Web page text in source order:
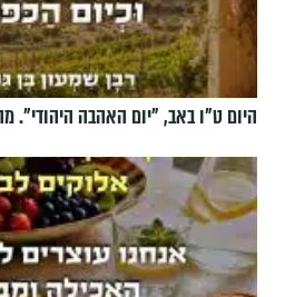
היום ט"ו באב, ”יום האהבה היהודי".